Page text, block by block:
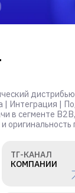
| Интеграция |
в сегменте B2B,
ТГ-КАНАЛ
КОМПАНИИ